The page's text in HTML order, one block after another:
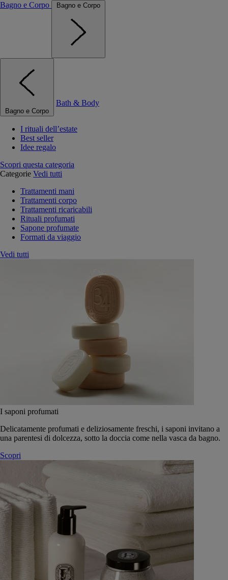
Bagno e Corpo
Bagno e Corpo
Bagno e Corpo
Bath & Body
I rituali dell’estate
Best seller
Idee regalo
Scopri questa categoria
Categorie Vedi tutti
Trattamenti mani
Trattamenti corpo
Trattamenti ricaricabili
Rituali profumati
Sapone profumate
Formati da viaggio
Vedi tutti
I saponi profumati
Delicatamente profumati e deliziosamente freschi, i saponi invitano a
una parentesi di dolcezza, sotto la doccia come nella vasca da bagno.
Scopri